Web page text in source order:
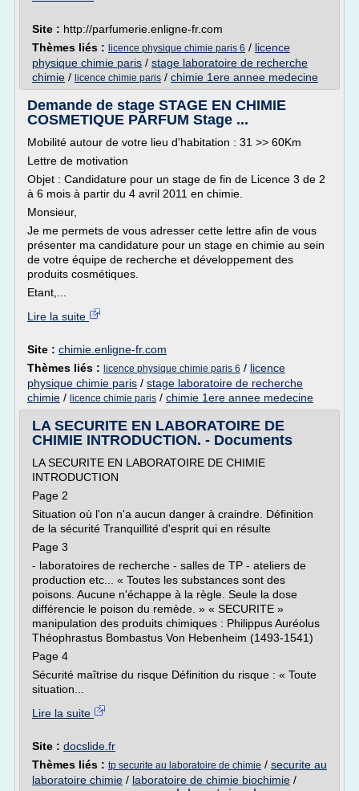
Site : http://parfumerie.enligne-fr.com
Thèmes liés : licence physique chimie paris 6 / licence
physique chimie paris / stage laboratoire de recherche
chimie / licence chimie paris / chimie 1ere annee medecine
Demande de stage STAGE EN CHIMIE
COSMETIQUE PARFUM Stage ...
Mobilité autour de votre lieu d'habitation : 31 >> 60Km
Lettre de motivation
Objet : Candidature pour un stage de fin de Licence 3 de 2
à 6 mois à partir du 4 avril 2011 en chimie.
Monsieur,
Je me permets de vous adresser cette lettre afin de vous
présenter ma candidature pour un stage en chimie au sein
de votre équipe de recherche et développement des
produits cosmétiques.
Etant,...
Lire la suite
Site : chimie.enligne-fr.com
Thèmes liés : licence physique chimie paris 6 / licence
physique chimie paris / stage laboratoire de recherche
chimie / licence chimie paris / chimie 1ere annee medecine
LA SECURITE EN LABORATOIRE DE
CHIMIE INTRODUCTION. - Documents
LA SECURITE EN LABORATOIRE DE CHIMIE
INTRODUCTION
Page 2
Situation où l'on n'a aucun danger à craindre. Définition
de la sécurité Tranquillité d'esprit qui en résulte
Page 3
- laboratoires de recherche - salles de TP - ateliers de
production etc... « Toutes les substances sont des
poisons. Aucune n'échappe à la règle. Seule la dose
différencie le poison du remède. » « SECURITE »
manipulation des produits chimiques : Philippus Auréolus
Théophrastus Bombastus Von Hebenheim (1493-1541)
Page 4
Sécurité maîtrise du risque Définition du risque : « Toute
situation...
Lire la suite
Site : docslide.fr
Thèmes liés : tp securite au laboratoire de chimie / securite au
laboratoire chimie / laboratoire de chimie biochimie /